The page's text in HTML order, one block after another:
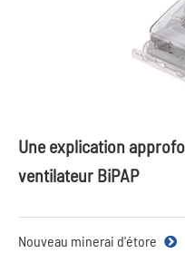
Une explication
ventilateur BiPAP
Nouveau minerai d'étore